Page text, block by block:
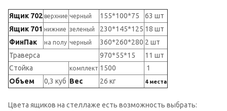
Ящик 702 верхние черный 155*100*75
63 шт
Ящик 701 нижние зеленый 230*145*125 18 шт
ФинПак
на полу черный 360*260*280 2 шт
Траверса
970*55*15
11 шт
Стойка
комплект 1500
1
Объем
0,3 куб Вес 26 кг 4 места
Цвета ящиков на стеллаже есть возможность выбрать: